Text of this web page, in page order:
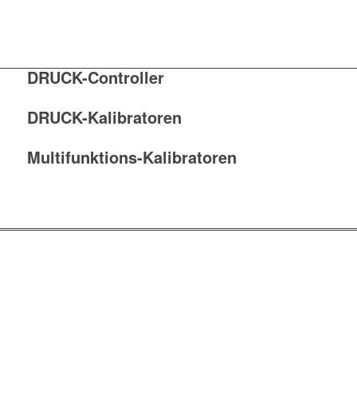
DRUCK-Controller
DRUCK-Kalibratoren
Multifunktions-Kalibratoren